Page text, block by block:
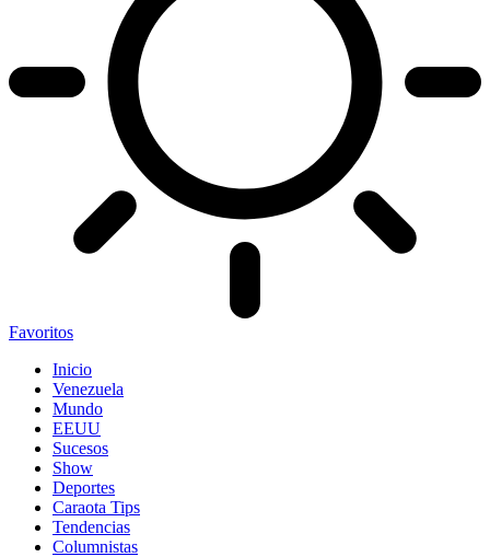
Favoritos
Inicio
Venezuela
Mundo
EEUU
Sucesos
Show
Deportes
Caraota Tips
Tendencias
Columnistas